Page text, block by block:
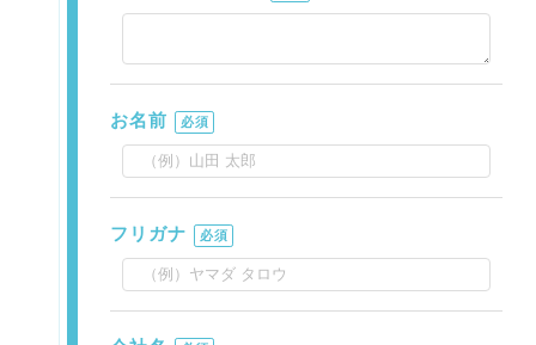
お名前 必須
フリガナ 必須